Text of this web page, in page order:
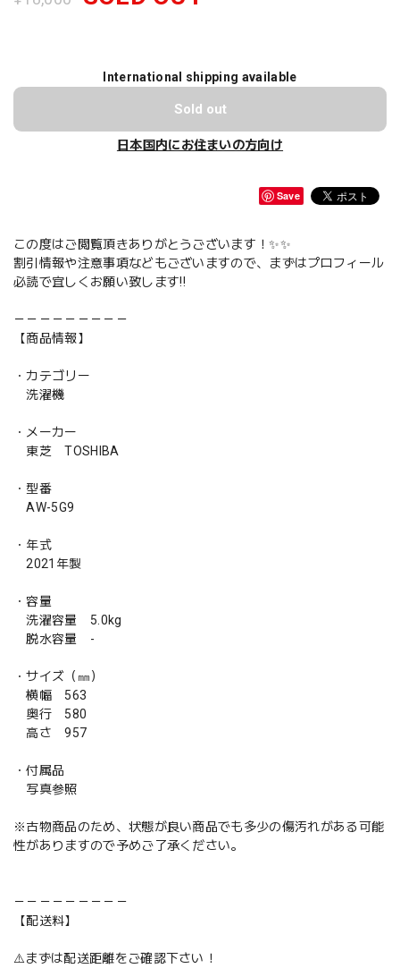
International shipping available
Sold out
日本国内にお住まいの方向け
Save
この度はご閲覧頂きありがとうございます！✨✨
割引情報や注意事項などもございますので、まずはプロフィール
必読で宜しくお願い致します‼️
－－－－－－－－－
【商品情報】
・カテゴリー
洗濯機
・メーカー
東芝 TOSHIBA
・型番
AW-5G9
・年式
2021年製
・容量
洗濯容量 5.0kg
脱水容量 -
・サイズ（㎜）
横幅 563
奥行 580
高さ 957
・付属品
写真参照
※古物商品のため、状態が良い商品でも多少の傷汚れがある可能
性がありますので予めご了承ください。
－－－－－－－－－
【配送料】
⚠️まずは配送距離をご確認下さい！